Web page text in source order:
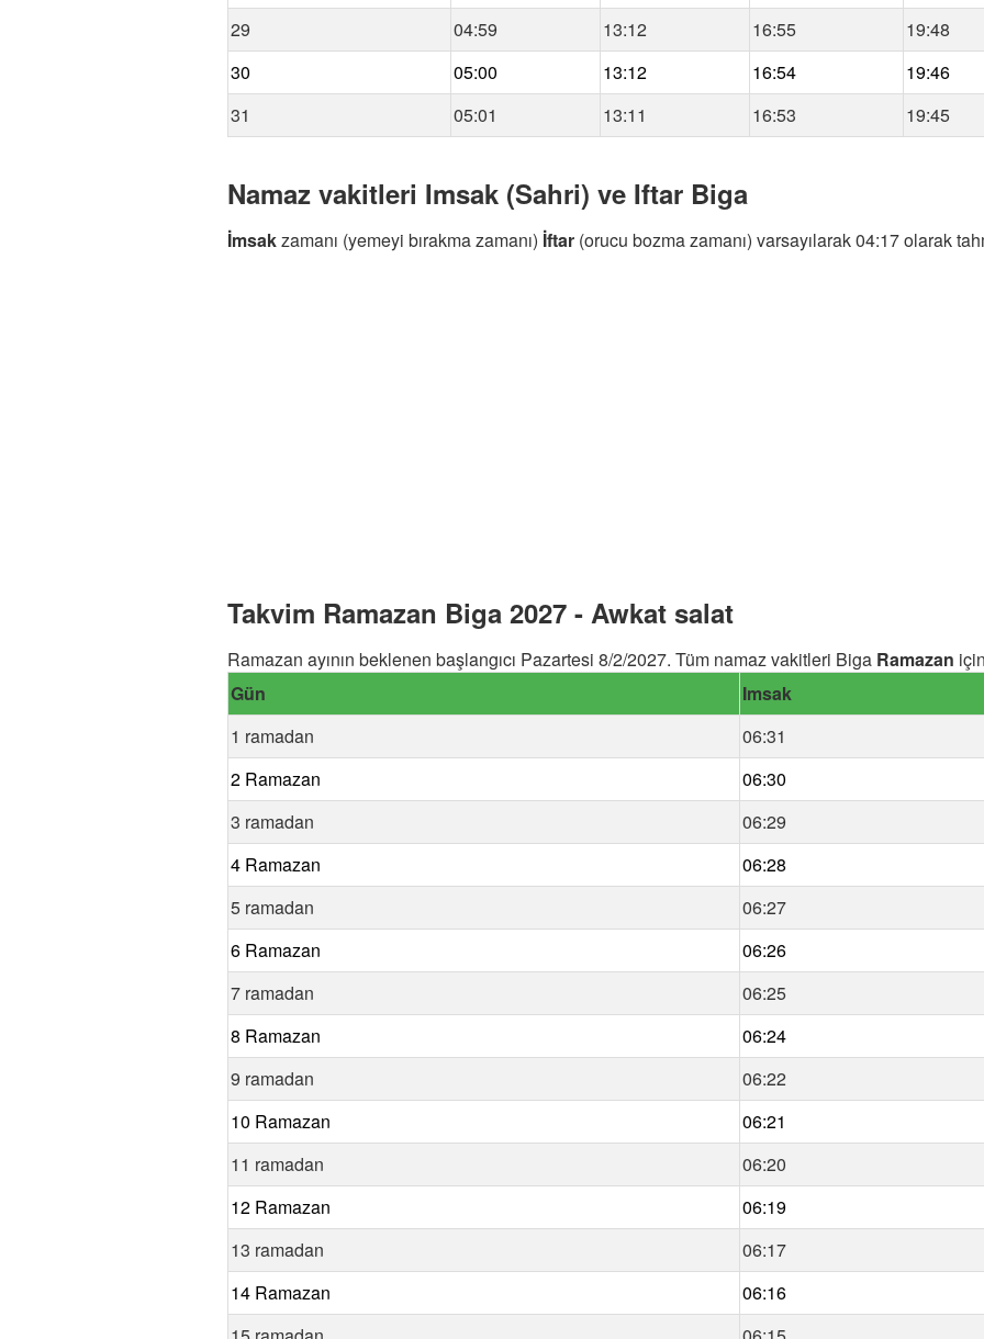
29
04:59 13:12 16:55 19:48
30
05:00 13:12 16:54 19:46
31
05:01 13:11 16:53 19:45
Namaz vakitleri Imsak (Sahri) ve Iftar Biga
İmsakzamanı (yemeyi bırakma zamanı) İftar (orucu bozma zamanı) varsayılarak 04:17 olarak
Takvim Ramazan Biga 2027 - Awkat salat
Ramazan ayının beklenen başlangıcı Pazartesi 8/2/2027. Tüm namaz vakitleri Biga Ramazan
Gün
Imsak
1 ramadan
06:31
2 Ramazan
06:30
3 ramadan
06:29
4 Ramazan
06:28
5 ramadan
06:27
6 Ramazan
06:26
7 ramadan
06:25
8 Ramazan
06:24
9 ramadan
06:22
10 Ramazan
06:21
11 ramadan
06:20
12 Ramazan
06:19
13 ramadan
06:17
14 Ramazan
06:16